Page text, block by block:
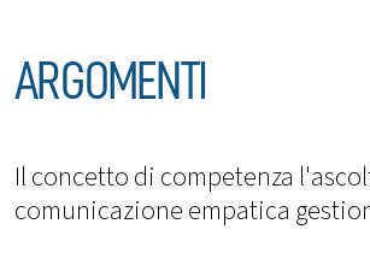
ARGOMENTI
Il concetto di competenza
comunicazione empatica